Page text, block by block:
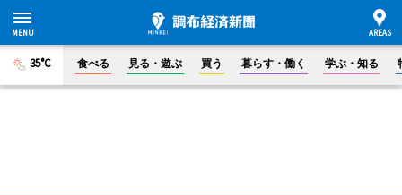
35°C 食べる 見る・遊ぶ 買う 暮らす・働く 学ぶ・知る